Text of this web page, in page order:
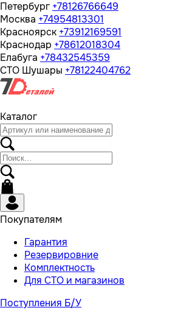
Петербург +78126766649
Москва +74954813301
Красноярск +73912169591
Краснодар +78612018304
Елабуга +78432545359
СТО Шушары +78122404762
Каталог
Покупателям
Гарантия
Резервировние
Комплектность
Для СТО и магазинов
Поступления Б/У